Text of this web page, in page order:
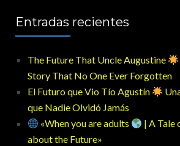
Entradas recientes
The Future That Uncle Augustine
Story That No One Ever Forgotten
El Futuro que Vio Tío Agustín
que Nadie Olvidó Jamás
«When you are adults
| A Tale
about the Future»